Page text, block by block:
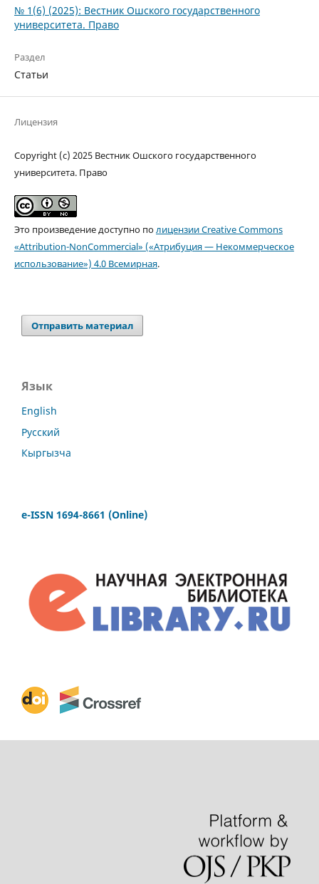
№ 1(6) (2025): Вестник Ошского государственного
университета. Право
Раздел
Статьи
Лицензия
Copyright (c) 2025 Вестник Ошского государственного
университета. Право
Это произведение доступно по лицензии Creative Commons
«Attribution-NonCommercial» («Атрибуция — Некоммерческое
использование») 4.0 Всемирная.
Отправить материал
Язык
English
Русский
Кыргызча
e-ISSN 1694-8661 (Online)